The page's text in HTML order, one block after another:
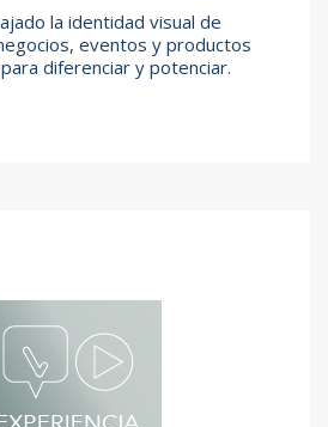
la identidad visual de
eventos y productos
diferenciar y potenciar.